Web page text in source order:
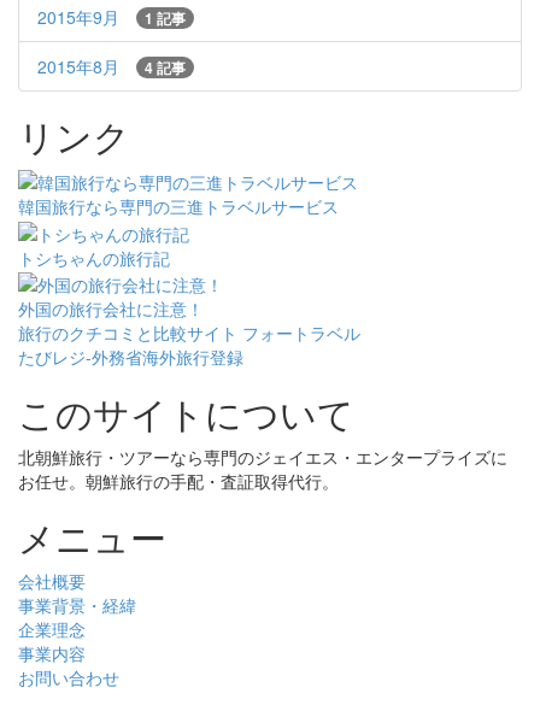
2015年9月 1 記事
2015年8月 4 記事
リンク
韓国旅行なら専門の三進トラベルサービス
トシちゃんの旅行記
外国の旅行会社に注意！
旅行のクチコミと比較サイト フォートラベル
たびレジ-外務省海外旅行登録
このサイトについて
北朝鮮旅行・ツアーなら専門のジェイエス・エンタープライズに
お任せ。朝鮮旅行の手配・査証取得代行。
メニュー
会社概要
事業背景・経緯
企業理念
事業内容
お問い合わせ